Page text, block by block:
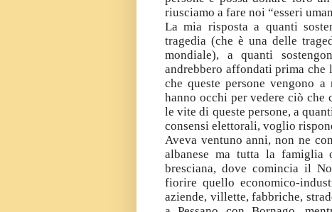
riusciamo a fare noi “esseri
La mia risposta a quanti
tragedia (che è una delle
mondiale), a quanti
andrebbero affondati prima che
che queste persone vengono
hanno occhi per vedere ciò che
le vite di queste persone, a
consensi elettorali, voglio
Aveva ventuno anni, non ne
albanese ma tutta la famiglia
bresciana, dove comincia il
fiorire quello economico-
aziende, villette, fabbriche,